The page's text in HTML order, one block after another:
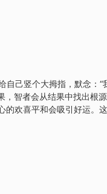
己竖个大拇指，默念：“
，智者会从结果中找出根
欢喜平和会吸引好运。
不能不勇敢。即使觉得自